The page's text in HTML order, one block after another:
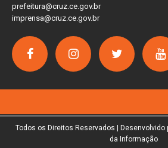
prefeitura@cruz.ce.gov.br
imprensa@cruz.ce.gov.br
Todos os Direitos Reservados | Desenvolvido
da Informação